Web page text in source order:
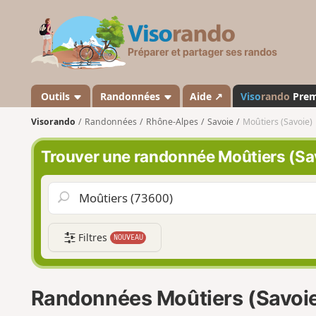
s
a
n
d
o
Outils Randonnées Aide ↗ Visorando
Visorando Randonnées Rhône-Alpes Savoie Moûtiers (Savoie)
Trouver une randonnée Moûtiers
Filtres NOUVEAU
Randonnées Moûtiers